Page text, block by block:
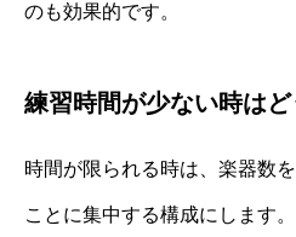
のも効果的です。
練習時間が少ない時はど
時間が限られる時は、楽器数
ことに集中する構成にします